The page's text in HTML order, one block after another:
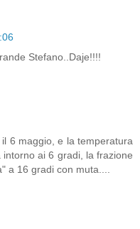
Stefano..Daje!!!!
6 maggio, e la temperatura
ai 6 gradi, la frazione
a 16 gradi con muta....